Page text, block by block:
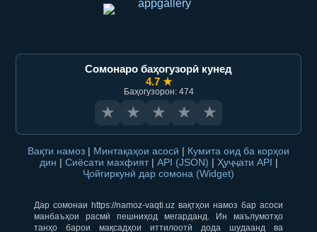
Сомонаро баҳогузорӣ кунед
4.7 ★
Баҳогузорон: 474
★ ★ ★ ★ ★
Вақти намоз | Минтақаҳои асосӣ | Кумита оид ба корҳои
дин | Сиёсати махфият | API (JSON) | Ҳуҷҷати API |
Ҷойгиркунӣ дар сомона (Widget)
Дар сомонаи https://namoz-vaqti.uz вақтҳои намоз бар асоси
манбаъҳои расмӣ пешниҳод мегарданд. Ин маълумотҳо
танҳо барои мақсадҳои иттилоотӣ дода шудаанд ва